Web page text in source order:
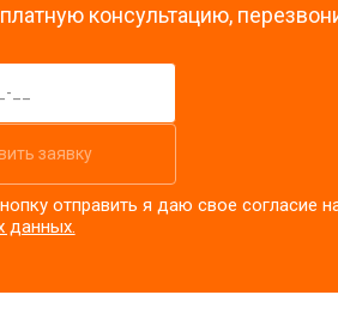
консультацию,
заявку
отправить я даю свое согласие
данных.